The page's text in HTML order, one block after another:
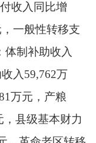
收入同比增
一般性转移支
体制补助收入
入59,762万
万元，产粮
，县级基本财力